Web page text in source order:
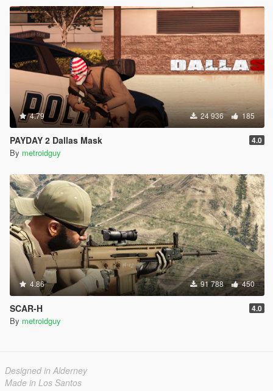
4.79 24 936 185
PAYDAY 2 Dallas Mask 4.0
By metroidguy
4.86 91 788 450
SCAR-H 4.0
By metroidguy
Designed in Alderney
Made in Los Santos